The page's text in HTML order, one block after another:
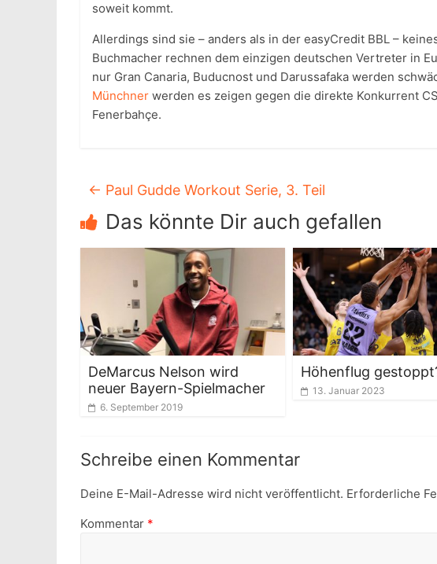
soweit kommt.
Allerdings sind sie – anders als in der easyCredit BBL –
Buchmacher rechnen dem einzigen deutschen Vertreter in
nur Gran Canaria, Buducnost und Darussafaka werden
Münchner werden es zeigen gegen die direkte Konkurrent
Fenerbahçe.
← Paul Gudde Workout Serie, 3. Teil
Das könnte Dir auch gefallen
DeMarcus Nelson wird
neuer Bayern-Spielmacher
6. September 2019
Höhenflug
13. Januar 2023
Schreibe einen Kommentar
Deine E-Mail-Adresse wird nicht veröffentlicht. Erforderliche
Kommentar *